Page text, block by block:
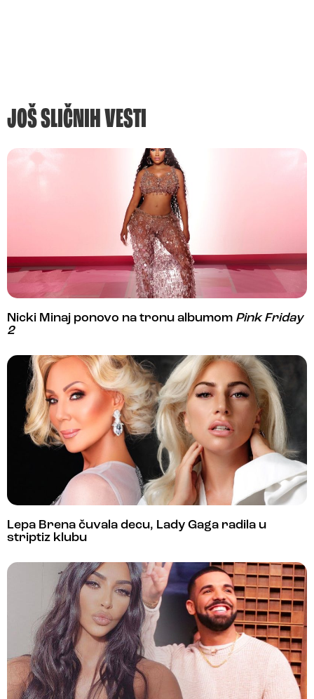
JOŠ SLIČNIH VESTI
Nicki Minaj ponovo na tronu albumom Pink Friday
2
Lepa Brena čuvala decu, Lady Gaga radila u
striptiz klubu